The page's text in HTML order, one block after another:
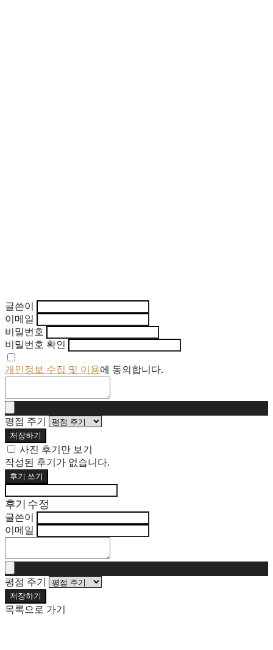
글쓴이
이메일
비밀번호
비밀번호 확인
개인정보 수집 및 이용에 동의합니다.
평점 주기
저장하기
사진 후기만 보기
작성된 후기가 없습니다.
후기 쓰기
후기 수정
글쓴이
이메일
평점 주기
저장하기
목록으로 가기